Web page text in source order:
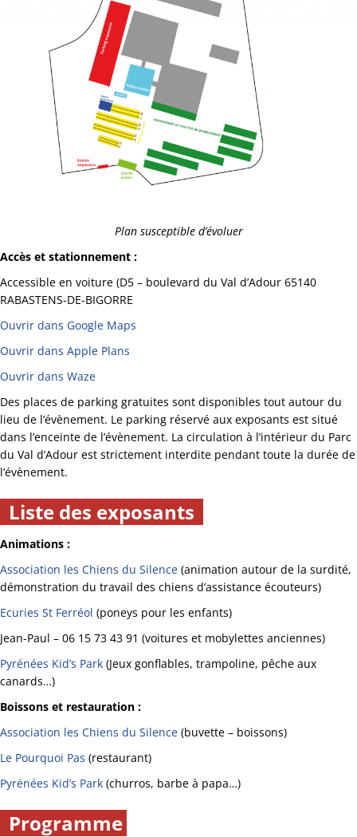
Plan susceptible d’évoluer
Accès et stationnement :
Accessible en voiture (D5 – boulevard du Val d’Adour 65140
RABASTENS-DE-BIGORRE
Ouvrir dans Google Maps
Ouvrir dans Apple Plans
Ouvrir dans Waze
Des places de parking gratuites sont disponibles tout autour du
lieu de l’évènement. Le parking réservé aux exposants est situé
dans l’enceinte de l’évènement. La circulation à l’intérieur du Parc
du Val d’Adour est strictement interdite pendant toute la durée de
l’évènement.
Liste des exposants
Animations :
Association les Chiens du Silence (animation autour de la surdité,
démonstration du travail des chiens d’assistance écouteurs)
Ecuries St Ferréol (poneys pour les enfants)
Jean-Paul – 06 15 73 43 91 (voitures et mobylettes anciennes)
Pyrénées Kid’s Park (Jeux gonflables, trampoline, pêche aux
canards…)
Boissons et restauration :
Association les Chiens du Silence (buvette – boissons)
Le Pourquoi Pas (restaurant)
Pyrénées Kid’s Park (churros, barbe à papa…)
Programme